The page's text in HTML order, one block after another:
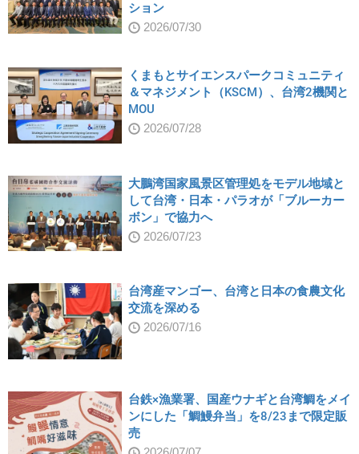
ション
2026/07/30
くまもとサイエンスパークコミュニティ
＆マネジメント（KSCM）、台湾2機関と
MOU
2026/07/28
大鵬湾国家風景区管理処をモデル地域と
して台湾・日本・パラオが「ブルーカー
ボン」で協力へ
2026/07/23
台湾産マンゴー、台湾と日本の食農文化
交流を深める
2026/07/16
台鉄×漁業署、国産ウナギと台湾鯛をメイ
ンにした「鯛鰻弁当」を8/23まで限定販
売